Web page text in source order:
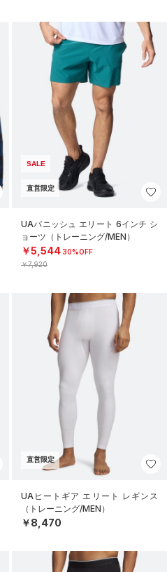
SALE
直営限定
UAバニッシュ エリート 6インチ シ
ョーツ（トレーニング/MEN）
￥5,54430%OFF
￥7,920
直営限定
UAヒートギア エリート レギンス
（トレーニング/MEN）
￥8,470